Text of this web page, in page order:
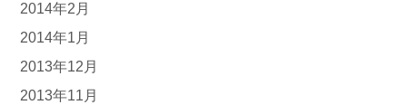
2014年2月
2014年1月
2013年12月
2013年11月